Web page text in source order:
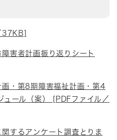
37KB]
害者計画振り返りシート
・第8期障害福祉計画・第4
ュール（案） [PDFファイル／
するアンケート調査とりま